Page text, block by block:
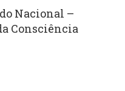
Nacional –
Consciência